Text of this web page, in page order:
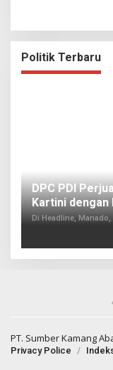
Politik Terbaru
DPC PDI
Kartini dengan
Di Headline,
PT. Sumber Kamang
Privacy Police